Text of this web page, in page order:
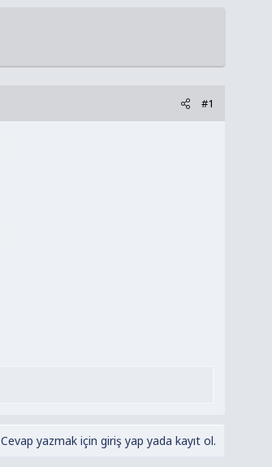
#1
Cevap yazmak için giriş yap yada kayıt ol.